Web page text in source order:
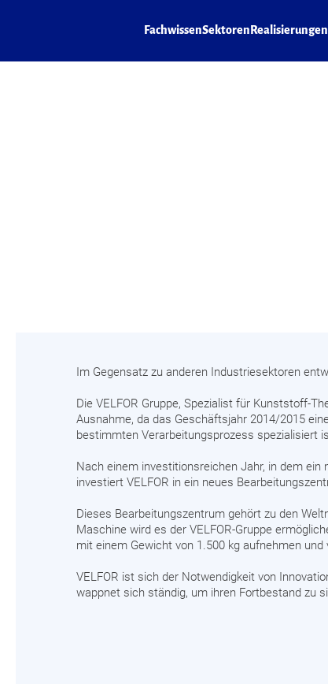
FachwissenSektorenRealisierungen
Im Gegensatz zu anderen Industriesektoren
Die VELFOR Gruppe, Spezialist für Kunststoff-
Ausnahme, da das Geschäftsjahr 2014/2015
bestimmten Verarbeitungsprozess spezialisiert
Nach einem investitionsreichen Jahr, in dem
investiert VELFOR in ein neues
Dieses Bearbeitungszentrum gehört zu den
Maschine wird es der VELFOR-Gruppe
mit einem Gewicht von 1.500 kg aufnehmen
VELFOR ist sich der Notwendigkeit von
wappnet sich ständig, um ihren Fortbestand zu